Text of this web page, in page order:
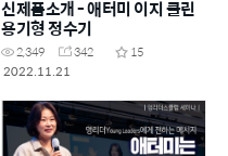
신제품소개 - 애터미 이지 클린
용기형 정수기
2,349 342
15
2022.11.21